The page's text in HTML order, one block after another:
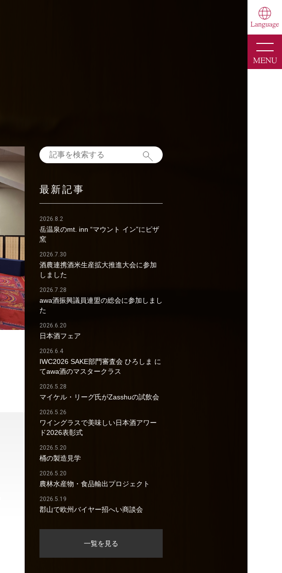
MENU
最新記事
2026.8.2
岳温泉のmt. inn “マウント イン”にピザ
窯
2026.7.30
酒農連携酒米生産拡大推進大会に参加
しました
2026.7.28
awa酒振興議員連盟の総会に参加しまし
た
2026.6.20
日本酒フェア
2026.6.4
IWC2026 SAKE部門審査会 ひろしま に
てawa酒のマスタークラス
2026.5.28
マイケル・リーグ氏がZasshuの試飲会
2026.5.26
ワイングラスで美味しい日本酒アワー
ド2026表彰式
2026.5.20
桶の製造見学
2026.5.20
農林水産物・食品輸出プロジェクト
2026.5.19
郡山で欧州バイヤー招へい商談会
一覧を見る